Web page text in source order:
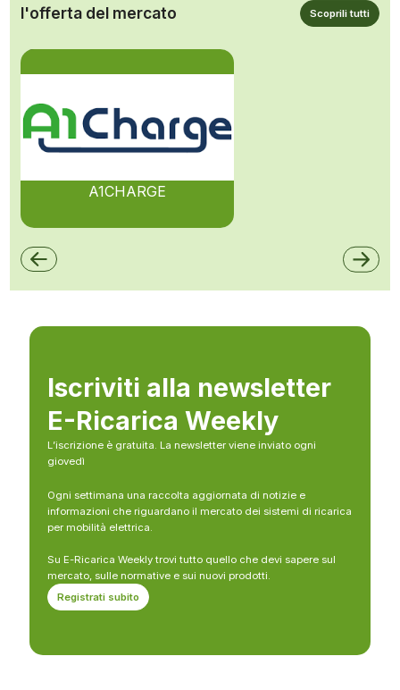
l'offerta del mercato Scoprili tutti
A1CHARGE
Iscriviti alla newsletter
E-Ricarica Weekly
L’iscrizione è gratuita. La newsletter viene inviato ogni
giovedì
Ogni settimana una raccolta aggiornata di notizie e
informazioni che riguardano il mercato dei sistemi di ricarica
per mobilità elettrica.
Su E-Ricarica Weekly trovi tutto quello che devi sapere sul
mercato, sulle normative e sui nuovi prodotti.
Registrati subito